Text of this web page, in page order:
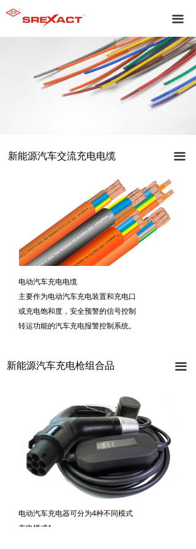
끀
新能源汽车交流充电电缆
电动汽车充电电缆
主要作为电动汽车充电装置和充电口
或充电饱和度，安全预警的信号控制
转运功能的汽车充电报警控制系统。
끀
新能源汽车充电枪组合品
电动汽车充电器可分为4种不同模式
充电模式1
끀